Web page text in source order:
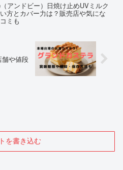
アンドビー）日焼け止めUVミルク
方とカバー力は？販売店や気にな
ミも
や値段
を書き込む